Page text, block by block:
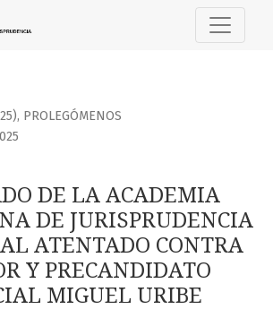
LA ACADEMIA COLOMBIANA DE
, PROLEGÓMENOS
DE LA ACADEMIA
DE JURISPRUDENCIA
ATENTADO CONTRA
Y PRECANDIDATO
MIGUEL URIBE